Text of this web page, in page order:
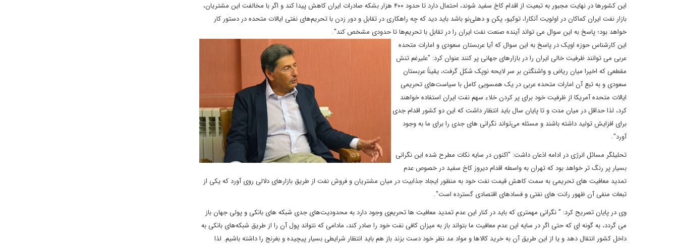
این کشورها در نهایت مجبور به تبعیت از اقدام کاخ سفید شوند، احتمال دارد تا حدود ۴۰۰ هزار بشکه صادرات ایران کاهش پیدا کند و اگر با مخالفت این مشتریان،
بازار نفت ایران کماکان در اولویت آنکارا، توکیو، پکن و دهلی‌نو باشد باید دید که چه راهکاری در تقابل و دور زدن با تحریم‌های نفتی ایالات متحده در دستور کار
خواهد بود؛ پاسخ به این سوال می تواند آینده صنعت نفت ایران را در تقابل با تحریم‌ها تا حدودی مشخص کند".
این کارشناس حوزه اوپک در پاسخ به این سوال که آیا عربستان سعودی و امارات متحده
عربی می توانند ظرفیت خالی ایران را در بازارهای جهانی پر کنند عنوان کرد: "علیرغم تنش
مقطعی که اخیرا میان ریاض و واشنگتن بر سر لایحه نوپک شکل گرفت، یقیناً عربستان
سعودی و به تبع آن امارات متحده عربی در یک همسویی کامل با سیاست‌های تحریمی
ایالات متحده آمریکا از ظرفیت خود برای پر کردن خلاء سهم نفت ایران استفاده خواهند
کرد، لذا حداقل در میان مدت و تا پایان سال باید انتظار داشت که این دو کشور اقدام جدی
برای افزایش تولید داشته باشند و مسئله می‌تواند نگرانی های جدی را برای ما به وجود
آورد".
تحلیلگر مسائل انرژی در ادامه اذعان داشت: "اکنون در سایه نکات مطرح شده این نگرانی
بسیار پر رنگ تر خواهد بود که تهران به واسطه اقدام دیروز کاخ سفید در خصوص عدم
تمدید معافیت های تحریمی به سمت کاهش قیمت نفت خود به منظور ایجاد جذابیت در میان مشتریان و فروش نفت از طریق بازارهای دلالی روی آورد که یکی از
تبعات منفی آن ظهور رانت های نفتی و فسادهای اقتصادی گسترده است".
وی در پایان تصریح کرد: " نگرانی مهمتری که باید در کنار این عدم تمدید معافیت ها تحریم‌ی وجود دارد به محدودیت‌های جدی شبکه های بانکی و پولی جهان باز
می گردد، به گونه ای که حتی اگر در سایه این عدم معافیت ما بتواند باز به میزان کافی نفت خود را صادر کند، مادامی که نتواند پول آن را از طریق شبکه‌های بانکی به
داخل کشور انتقال دهد و یا از این طریق آن به خرید کالاها و مواد مد نظر خود دست بزند باز هم باید انتظار شرایطی بسیار پیچیده و بغرنج را داشته باشیم. لذا